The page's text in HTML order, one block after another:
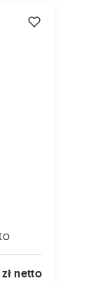
netto